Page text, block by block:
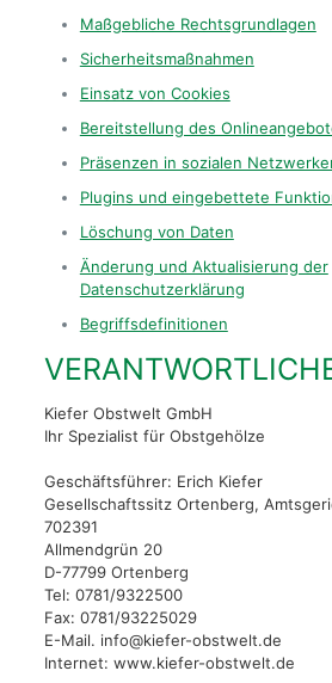
Maßgebliche Rechtsgrundlagen
Sicherheitsmaßnahmen
Einsatz von Cookies
Bereitstellung des
Präsenzen in sozialen
Plugins und eingebettete
Löschung von Daten
Änderung und Aktualisierung der
Datenschutzerklärung
Begriffsdefinitionen
Kiefer Obstwelt GmbH
Ihr Spezialist für Obstgehölze
Geschäftsführer: Erich Kiefer
Gesellschaftssitz Ortenberg,
702391
Allmendgrün 20
D-77799 Ortenberg
Tel: 0781/9322500
Fax: 0781/93225029
E-Mail. info@kiefer-obstwelt.de
Internet: www.kiefer-obstwelt.de